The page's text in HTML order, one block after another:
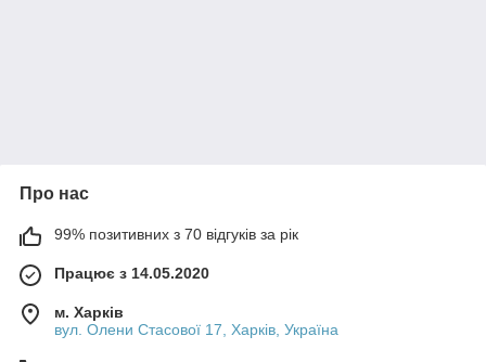
Про нас
99% позитивних з 70 відгуків за рік
Працює з 14.05.2020
м. Харків
вул. Олени Стасової 17, Харків, Україна